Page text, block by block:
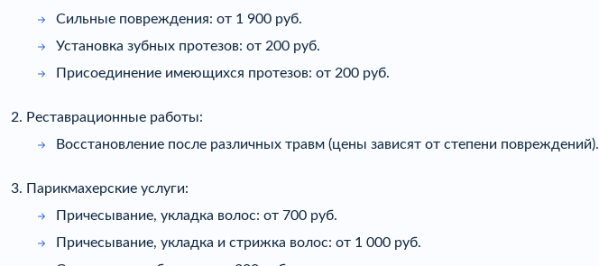
Сильные повреждения: от 1 900 руб.
Установка зубных протезов: от 200 руб.
Присоединение имеющихся протезов: от 200 руб.
2. Реставрационные работы:
Восстановление после различных травм (цены зависят от степени повреждений).
3. Парикмахерские услуги:
Причесывание, укладка волос: от 700 руб.
Причесывание, укладка и стрижка волос: от 1 000 руб.